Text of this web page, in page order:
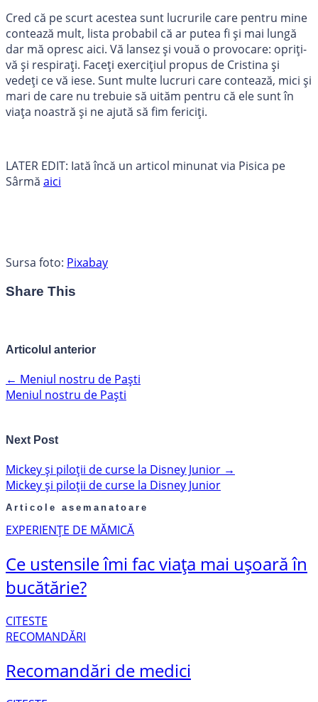
Cred că pe scurt acestea sunt lucrurile care pentru mine
contează mult, lista probabil că ar putea fi și mai lungă
dar mă opresc aici. Vă lansez și vouă o provocare: opriți-
vă și respirați. Faceți exercițiul propus de Cristina și
vedeți ce vă iese. Sunt multe lucruri care contează, mici și
mari de care nu trebuie să uităm pentru că ele sunt în
viața noastră și ne ajută să fim fericiți.
LATER EDIT: Iată încă un articol minunat via Pisica pe
Sârmă aici
Sursa foto: Pixabay
Share This
Articolul anterior
← Meniul nostru de Paști
Meniul nostru de Paști
Next Post
Mickey și piloții de curse la Disney Junior →
Mickey și piloții de curse la Disney Junior
Articole asemanatoare
EXPERIENȚE DE MĂMICĂ
Ce ustensile îmi fac viața mai ușoară în
bucătărie?
CITESTE
RECOMANDĂRI
Recomandări de medici